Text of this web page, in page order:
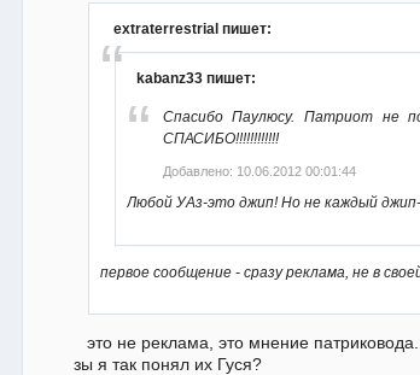
extraterrestrial пишет:
kabanz33 пишет:
Спасибо Паулюсу. Патриот не
СПАСИБО!!!!!!!!!!!!
Добавлено: 10.06.2012 00:01:44
Любой УАз-это джип! Но не каждый
первое сообщение - сразу реклама, не в
это не реклама, это мнение патриковода.
зы я так понял их Гуся?